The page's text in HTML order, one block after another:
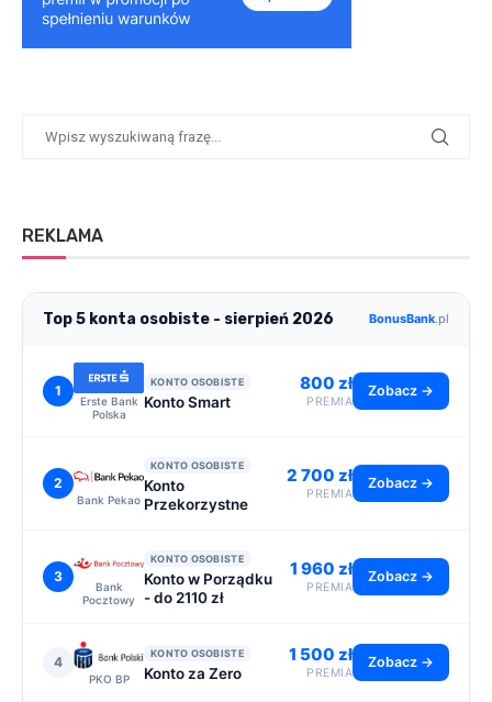
REKLAMA
Top 5 konta osobiste - sierpień 2026 BonusBank.pl
1
Erste Bank
Polska
KONTO OSOBISTE
Konto Smart
800 zł
PREMIA
Zobacz →
2
Bank Pekao
KONTO OSOBISTE
Konto
Przekorzystne
2 700 zł
PREMIA
Zobacz →
3
Bank
Pocztowy
KONTO OSOBISTE
Konto w Porządku
- do 2110 zł
1 960 zł
PREMIA
Zobacz →
4
PKO BP
KONTO OSOBISTE
Konto za Zero
1 500 zł
PREMIA
Zobacz →